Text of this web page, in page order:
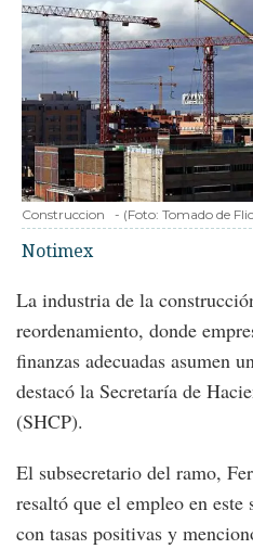
Construccion - (Foto: Tomado de
Notimex
La industria de la
reordenamiento, donde
finanzas adecuadas asumen
destacó la Secretaría de
(SHCP).
El subsecretario del ramo,
resaltó que el empleo en
con tasas positivas y